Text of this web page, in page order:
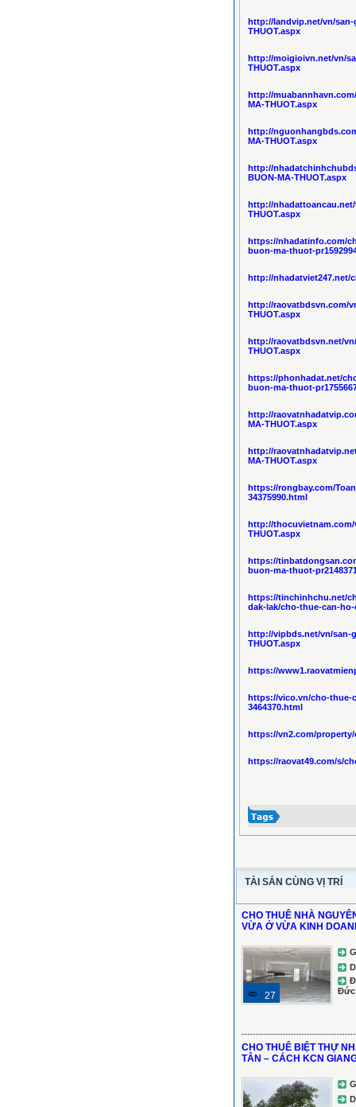
http://landvip.net/vn/san-
THUOT.aspx
http://moigioivn.net/vn/
THUOT.aspx
http://muabannhavn.com/
MA-THUOT.aspx
http://
MA-THUOT.aspx
http://
BUON-MA-THUOT.aspx
http://nhadattoancau.net/
THUOT.aspx
https://nhadatinfo.com/
buon-ma-thuot-
http://nhadatviet247.net/
http://raovatbdsvn.com/
THUOT.aspx
http://raovatbdsvn.net/vn/
THUOT.aspx
https://phonhadat.net/
buon-ma-thuot-
http://
MA-THUOT.aspx
http://
MA-THUOT.aspx
https://rongbay.com/
34375990.html
http://thocuvietnam.com/
THUOT.aspx
https://
buon-ma-thuot-
https://tinchinhchu.net/
dak-lak/cho-thue-can-
http://vipbds.net/vn/san-
THUOT.aspx
https://
https://vico.vn/cho-thue-
3464370.html
https://vn2.com/
https://raovat49.com/s/
TÀI SẢN CÙNG VỊ TRÍ
CHO THUÊ NHÀ
VỪA Ở VỪA KINH
27
Đức
CHO THUÊ BIỆT THỰ
TÂN – CÁCH KCN